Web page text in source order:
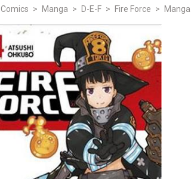
Comics > Manga > D-E-F > Fire Force > Manga